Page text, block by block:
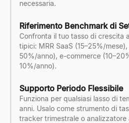
necessaria.
Riferimento Benchmark di
Confronta il tuo tasso di crescita
tipici: MRR SaaS (15–25%/
50%/anno), e-commerce
10%/anno).
Supporto Periodo Flessibile
Funziona per qualsiasi lasso di
anni. Usalo come strumento di
tracker trimestrale o analizzatore